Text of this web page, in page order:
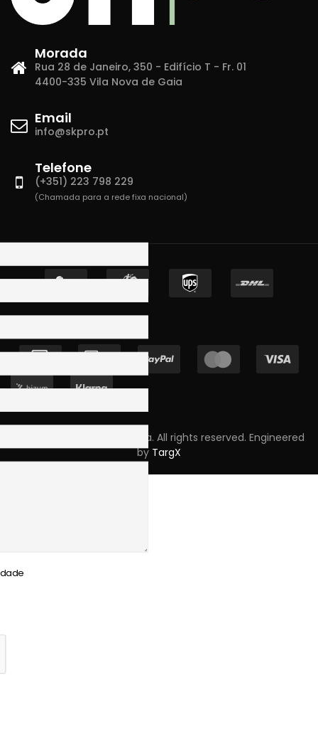
Morada
Rua 28 de Janeiro, 350 - Edifício T - Fr. 01
4400-335 Vila Nova de Gaia
Email
info@skpro.pt
Telefone
(+351) 223 798 229
(Chamada para a rede fixa nacional)
Copyright © 2023 Skpro, Lda. All rights reserved. Engineered
by TargX